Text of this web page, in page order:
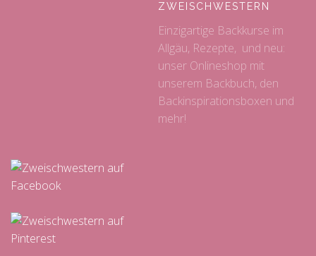
ZWEISCHWESTERN
Einzigartige Backkurse im
Allgäu, Rezepte, und neu:
unser Onlineshop mit
unserem Backbuch, den
Backinspirationsboxen und
mehr!